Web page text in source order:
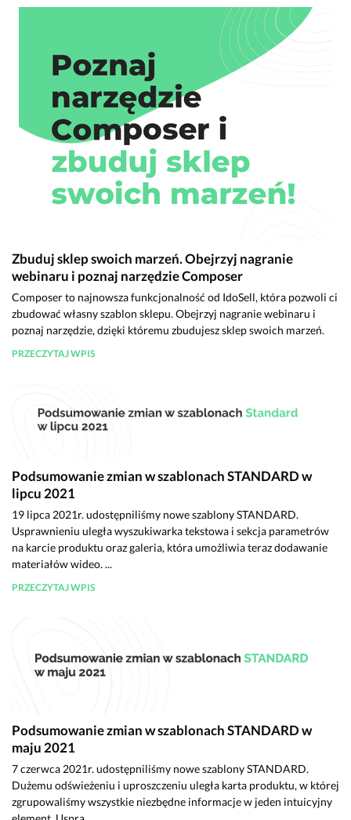
Zbuduj sklep swoich marzeń. Obejrzyj nagranie
webinaru i poznaj narzędzie Composer
Composer to najnowsza funkcjonalność od IdoSell, która pozwoli ci
zbudować własny szablon sklepu. Obejrzyj nagranie webinaru i
poznaj narzędzie, dzięki któremu zbudujesz sklep swoich marzeń.
PRZECZYTAJ WPIS
Podsumowanie zmian w szablonach STANDARD w
lipcu 2021
19 lipca 2021r. udostępniliśmy nowe szablony STANDARD.
Usprawnieniu uległa wyszukiwarka tekstowa i sekcja parametrów
na karcie produktu oraz galeria, która umożliwia teraz dodawanie
materiałów wideo. ...
PRZECZYTAJ WPIS
Podsumowanie zmian w szablonach STANDARD w
maju 2021
7 czerwca 2021r. udostępniliśmy nowe szablony STANDARD.
Dużemu odświeżeniu i uproszczeniu uległa karta produktu, w której
zgrupowaliśmy wszystkie niezbędne informacje w jeden intuicyjny